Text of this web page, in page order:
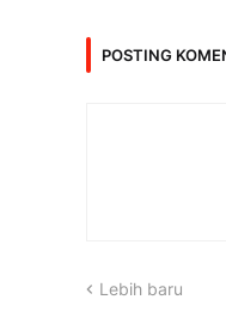
POSTING
Lebih baru